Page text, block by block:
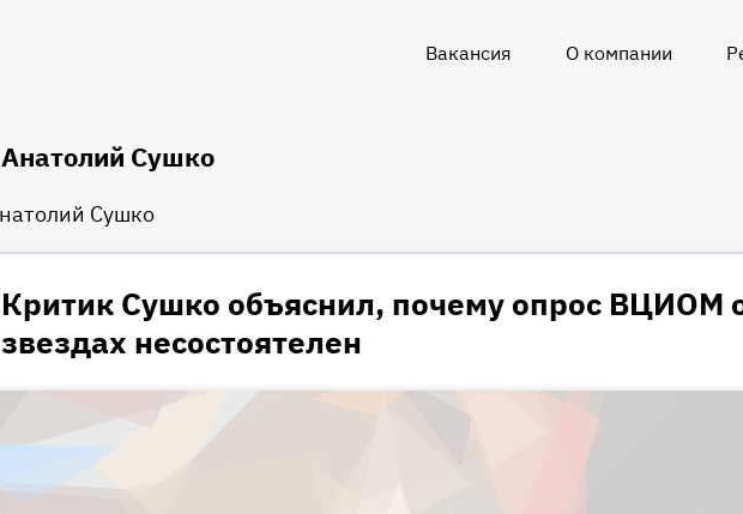
Вакансия О компании
Анатолий Сушко
Критик Сушко объяснил, почему опрос ВЦИОМ
звездах несостоятелен